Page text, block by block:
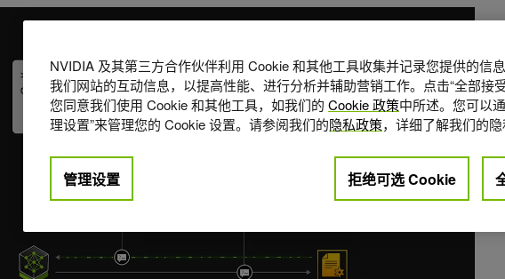
NVIDIA 及其第三方合作伙伴利用 Cookie 和其他工具收集并记录您提供的信
我们网站的互动信息，以提高性能、进行分析并辅助营销工作。点击“全部接
您同意我们使用 Cookie 和其他工具，如我们的 Cookie 政策中所述。您可以
理设置”来管理您的 Cookie 设置。请参阅我们的隐私政策，详细了解我们的
管理设置 拒绝可选 Cookie